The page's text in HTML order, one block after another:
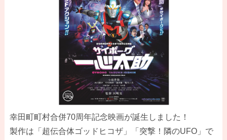
幸田町町村合併70周年記念映画が誕生しました！
製作は「超伝合体ゴッドヒコザ」「突撃！隣のUFO」で